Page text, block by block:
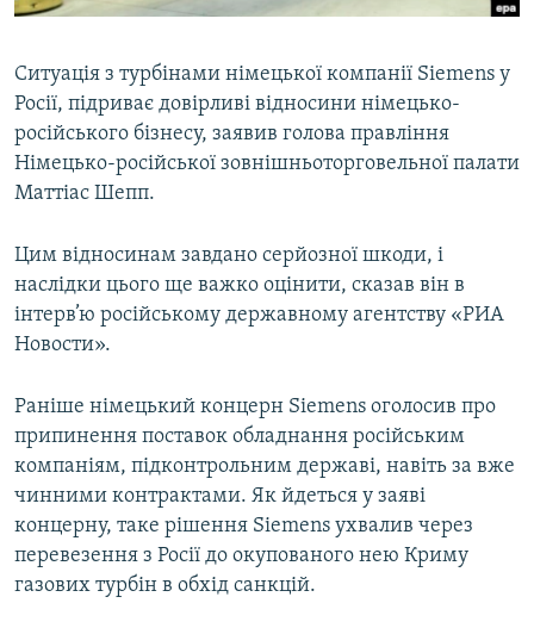
УКРАЇНСЬКА ПРОБЛЕМА КРИМУ
Усі сайти RFE/RL
Ситуація з турбінами німецької компанії Siemens у
Росії, підриває довірливі відносини німецько-
російського бізнесу, заявив голова правління
Німецько-російської зовнішньоторговельної палати
Маттіас Шепп.
Цим відносинам завдано серйозної шкоди, і
наслідки цього ще важко оцінити, сказав він в
інтерв’ю російському державному агентству «РИА
Новости».
Раніше німецький концерн Siemens оголосив про
припинення поставок обладнання російським
компаніям, підконтрольним державі, навіть за вже
чинними контрактами. Як йдеться у заяві
концерну, таке рішення Siemens ухвалив через
перевезення з Росії до окупованого нею Криму
газових турбін в обхід санкцій.